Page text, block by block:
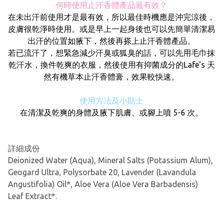
何時使用止汗香體產品最有效？
在未出汗前使用才是最有效，所以最佳時機應是沖完涼後，
皮膚很乾淨時使用。或是早上一起身後也可以先簡單清潔易
出汗的位置如腋下，然後再搽上止汗香體產品。
若已流汗了，想緊急減少汗臭或狐臭的話，可以先用毛巾抹
乾汗水，換件乾爽的衣服，然後使用有抑菌成分的Lafe's 天
然有機草本止汗香體膏，效果較快速。
使用方法及小貼士
在清潔及乾爽的身體及腋下肌膚、或腳上噴 5-6 次。
詳細成份
Deionized Water (Aqua), Mineral Salts (Potassium Alum),
Geogard Ultra, Polysorbate 20, Lavender (Lavandula
Angustifolia) Oil*, Aloe Vera (Aloe Vera Barbadensis)
Leaf Extract*.